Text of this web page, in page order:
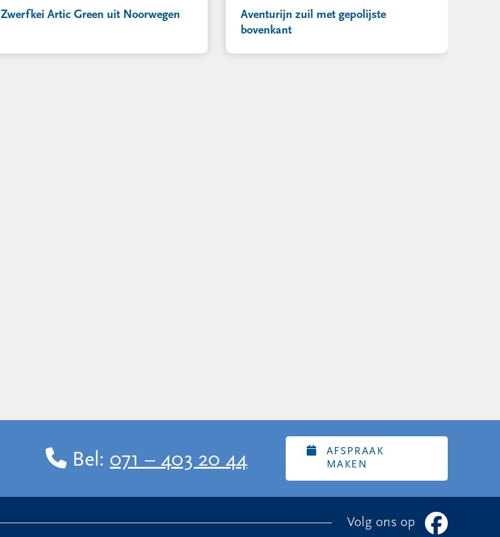
Zwerfkei Artic Green uit Noorwegen
Aventurijn zuil met gepolijste
bovenkant
Bel: 071 – 403 20 44
AFSPRAAK
MAKEN
Volg ons op